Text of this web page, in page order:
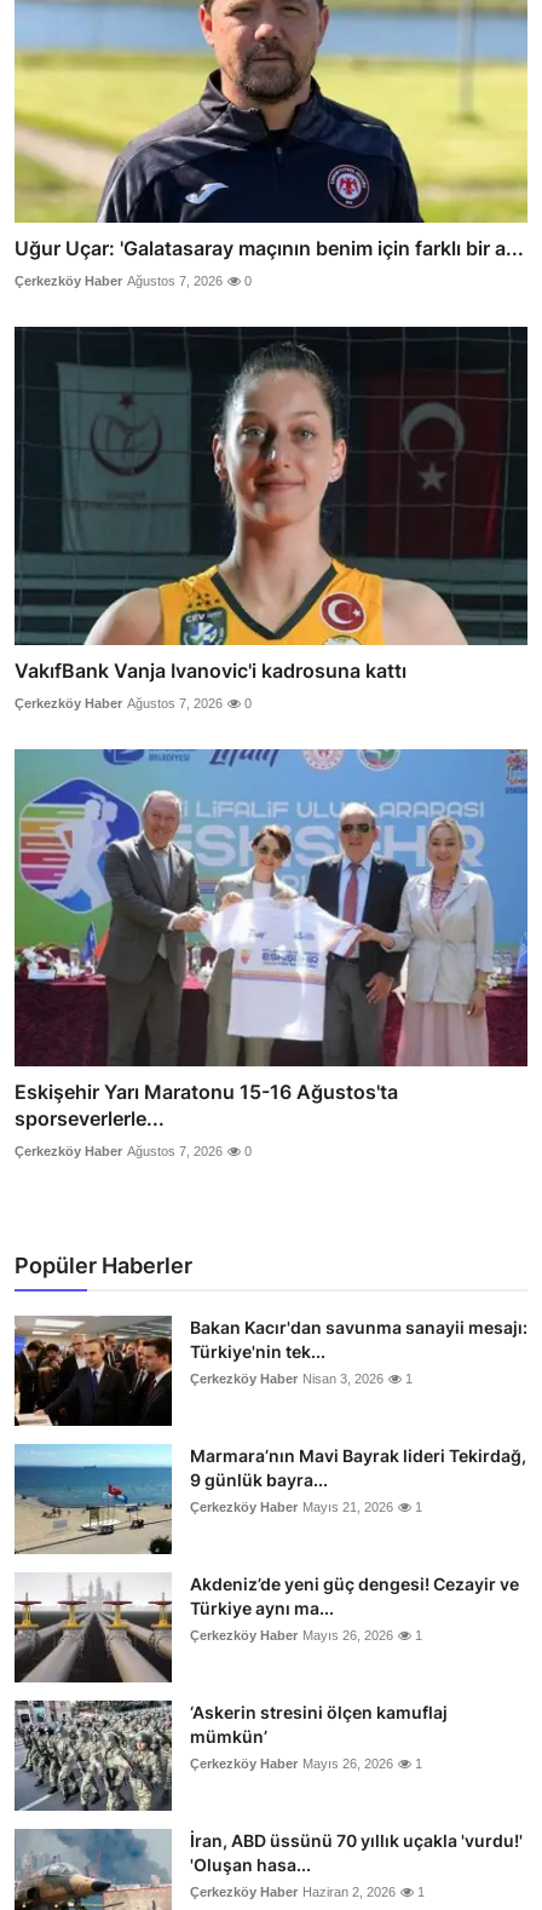
Uğur Uçar: 'Galatasaray maçının benim için farklı bir a...
Çerkezköy Haber Ağustos 7, 2026 0
VakıfBank Vanja Ivanovic'i kadrosuna kattı
Çerkezköy Haber Ağustos 7, 2026 0
Eskişehir Yarı Maratonu 15-16 Ağustos'ta
sporseverlerle...
Çerkezköy Haber Ağustos 7, 2026 0
Popüler Haberler
Bakan Kacır'dan savunma sanayii mesajı:
Türkiye'nin tek...
Çerkezköy Haber Nisan 3, 2026 1
Marmara’nın Mavi Bayrak lideri Tekirdağ,
9 günlük bayra...
Çerkezköy Haber Mayıs 21, 2026 1
Akdeniz’de yeni güç dengesi! Cezayir ve
Türkiye aynı ma...
Çerkezköy Haber Mayıs 26, 2026 1
‘Askerin stresini ölçen kamuflaj
mümkün’
Çerkezköy Haber Mayıs 26, 2026 1
İran, ABD üssünü 70 yıllık uçakla 'vurdu!'
'Oluşan hasa...
Çerkezköy Haber Haziran 2, 2026 1